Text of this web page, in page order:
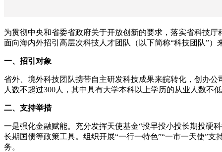
为贯彻中央和省委省政府关于开放创新的要求，落实省科技
面向海内外招引高层次科技人才团队（以下简称“科技团队”
一、招引对象
省外、境外科技团队携带自主研发科技成果来皖转化，创办
人数不超过300人，其中具有大学本科以上学历的从业人数不
二、支持举措
一是强化金融赋能。充分发挥天使基金“投早投小投长期投硬
长期国债等政策工具。组织开展“一行一特色”“一市一天使”
务。